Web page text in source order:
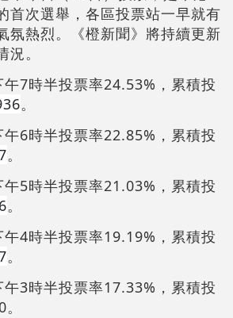
首次選舉，各區投票站一早就有
氛熱烈。《橙新聞》將持續更新
。
午7時半投票率24.53%，累積投
。
午6時半投票率22.85%，累積投
。
午5時半投票率21.03%，累積投
。
午4時半投票率19.19%，累積投
。
午3時半投票率17.33%，累積投